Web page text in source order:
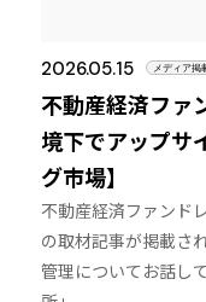
2026.05.15 メディア掲
不動産経済ファ
境下でアップサ
グ市場】
不動産経済ファンド
の取材記事が掲載さ
管理についてお話し